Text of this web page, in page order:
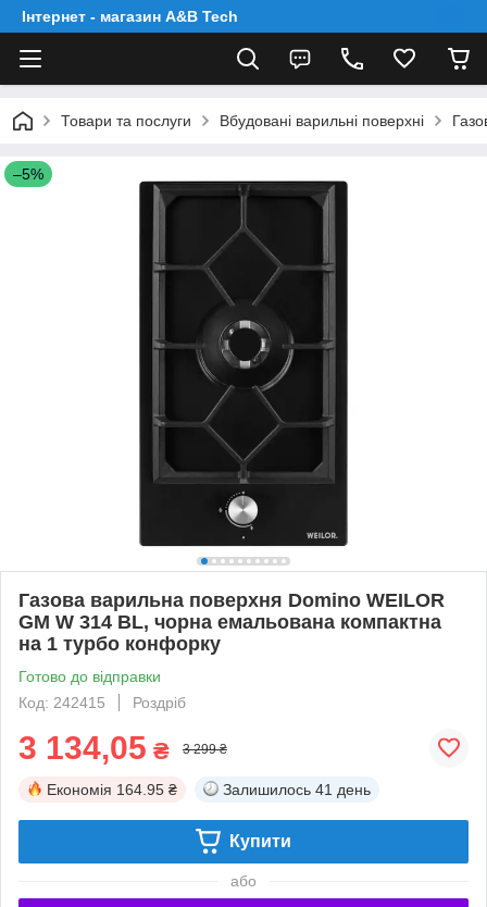
Інтернет - магазин A&B Tech
Товари та послуги Вбудовані варильні поверхні
–5%
Газова варильна поверхня Domino WEILOR
GM W 314 BL, чорна емальована компактна
на 1 турбо конфорку
Готово до відправки
Код: 242415
Роздріб
3 134,05 ₴ 3 299 ₴
Економія 164.95 ₴ Залишилось 41 день
Купити
або